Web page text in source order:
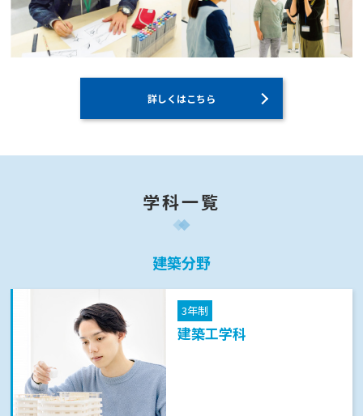
詳しくはこちら
学科一覧
建築分野
3年制
建築工学科